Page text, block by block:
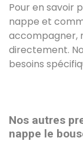
Pour en savoir
nappe et
accompagner,
directement.
besoins
Nos autres
nappe le